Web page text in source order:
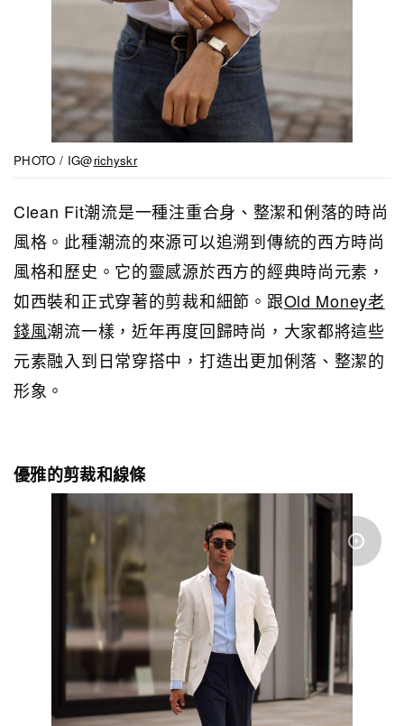
PHOTO / IG@richyskr
Clean Fit潮流是一種注重合身、整潔和俐落的時尚
風格。此種潮流的來源可以追溯到傳統的西方時尚
風格和歷史。它的靈感源於西方的經典時尚元素，
如西裝和正式穿著的剪裁和細節。跟Old Money老
錢風潮流一樣，近年再度回歸時尚，大家都將這些
元素融入到日常穿搭中，打造出更加俐落、整潔的
形象。
優雅的剪裁和線條